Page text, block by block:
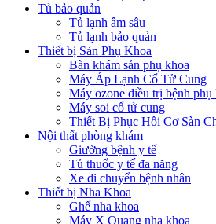
Tủ bảo quản
Tủ lạnh âm sâu
Tủ lạnh bảo quản
Thiết bị Sản Phụ Khoa
Bàn khám sản phụ khoa
Máy Áp Lạnh Cổ Tử Cung
Máy ozone điều trị bệnh phụ
Máy soi cổ tử cung
Thiết Bị Phục Hồi Cơ Sàn
Nội thất phòng khám
Giường bệnh y tế
Tủ thuốc y tế đa năng
Xe di chuyển bệnh nhân
Thiết bị Nha Khoa
Ghế nha khoa
Máy X Quang nha khoa